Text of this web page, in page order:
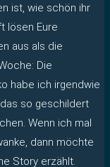
ist, wie schön ihr
lösen Eure
aus als die
Die
habe ich irgendwie
so geschildert
Wenn ich mal
dann möchte
Story erzählt.